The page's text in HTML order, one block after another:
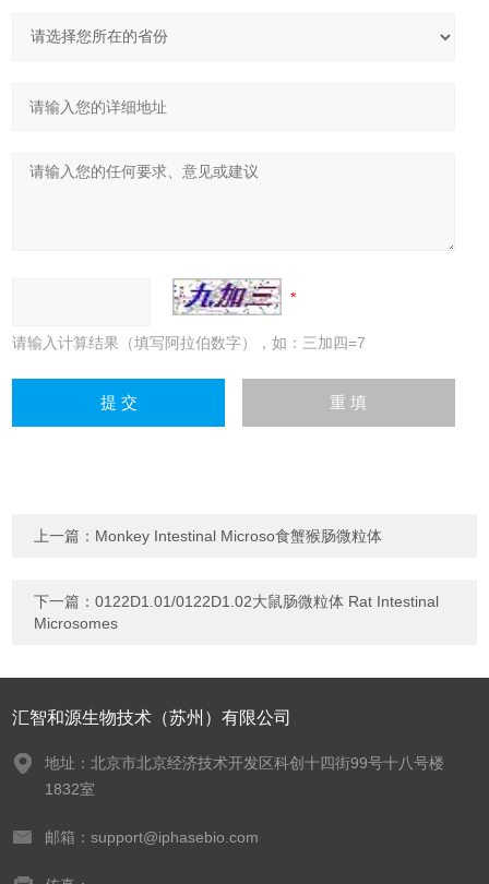
请输入计算结果（填写阿拉伯数字），如：三加四=7
上一篇： Monkey Intestinal Microso食蟹猴肠微粒体
下一篇：0122D1.01/0122D1.02大鼠肠微粒体 Rat Intestinal
Microsomes
汇智和源生物技术（苏州）有限公司
地址：北京市北京经济技术开发区科创十四街99号十八号楼
1832室
邮箱：support@iphasebio.com